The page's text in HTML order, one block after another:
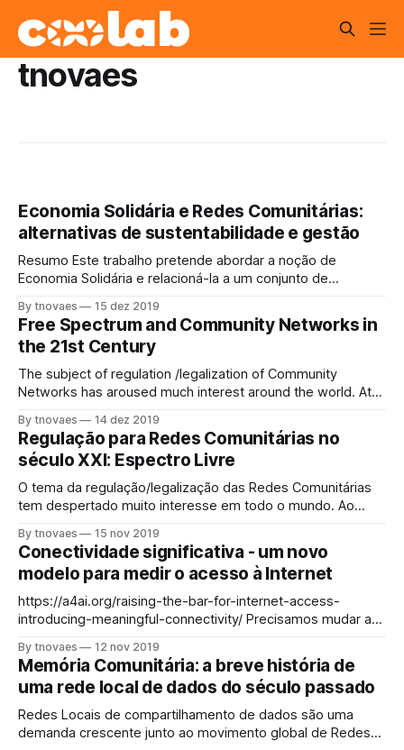
tnovaes
Economia Solidária e Redes Comunitárias:
alternativas de sustentabilidade e gestão
Resumo Este trabalho pretende abordar a noção de
Economia Solidária e relacioná-la a um conjunto de
desenvolvidas pelas Redes Comunitárias no Brasil. Trata-se
de tentar definir o que seja Economia Solidária, a partir de
seu uso histórico, ao mesmo tempo em que
By tnovaes 15 dez 2019
Free Spectrum and Community Networks in
the 21st Century
The subject of regulation /legalization of Community
Networks has aroused much interest around the world. At
importance of Community Networks as a relevant actor for
broadening Internet access in rural and hard-to-reach (or
low economic interest) areas is advancing, in
By tnovaes 14 dez 2019
Regulação para Redes Comunitárias no
século XXI: Espectro Livre
O tema da regulação/legalização das Redes Comunitárias
tem despertado muito interesse em todo o mundo. Ao
reconhecimento sobre a importâncias das Redes
Comunitárias como um ator relevante para a ampliação do
acesso à Internet em áreas rurais e de difícil
By tnovaes 15 nov 2019
Conectividade significativa - um novo
modelo para medir o acesso à Internet
https://a4ai.org/raising-the-bar-for-internet-access-
introducing-meaningful-connectivity/ Precisamos mudar a
uma necessidade na economia digital de hoje. A ONU
chamou isso de direito humano. Para ajudar a tornar esse
direito uma realidade para todos, os Objetivos de
Desenvolvimento Sustentável (ODS) da ONU incluem
By tnovaes 12 nov 2019
Memória Comunitária: a breve história de
uma rede local de dados do século passado
Redes Locais de compartilhamento de dados são uma
demanda crescente junto ao movimento global de Redes